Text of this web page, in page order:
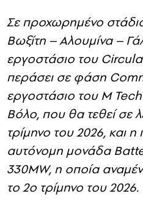
Σε προχωρημένο
Βωξίτη – Αλουμίνα –
εργοστάσιο του
περάσει σε φάση
εργοστάσιο του M
Βόλο, που θα τεθεί σε
τρίμηνο του 2026, και
αυτόνομη μονάδα
330MW, η οποία
το 2ο τρίμηνο του 2026.